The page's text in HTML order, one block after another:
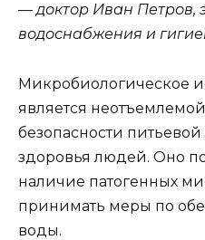
— доктор Иван Петров,
водоснабжения и
Микробиологическое
является
безопасности
здоровья людей. Оно
наличие патогенных
принимать меры по
воды.